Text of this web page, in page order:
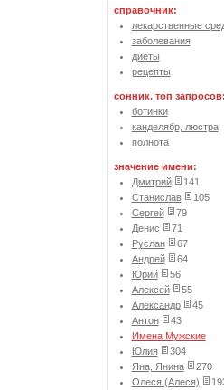
справочник:
лекарственные
заболевания
диеты
рецепты
сонник. топ запросов:
ботинки
канделябр, люстра
полнота
значение имени:
Дмитрий
141
Станислав
105
Сергей
79
Денис
71
Руслан
67
Андрей
64
Юрий
56
Алексей
55
Александр
45
Антон
43
Имена Мужские
Юлия
304
Яна, Янина
270
Олеся (Алеся)